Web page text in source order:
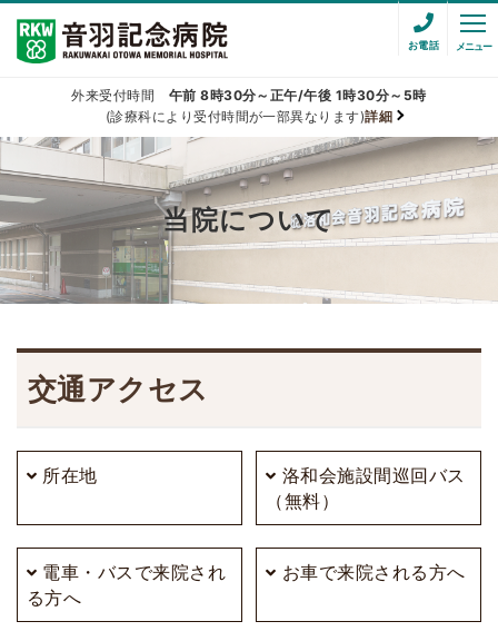
お電話 メニュー
外来受付時間
午前 8時30分～正午/午後 1時30分～5時
(診療科により受付時間が一部異なります)詳細
当院について
交通アクセス
所在地
洛和会施設間巡回バス
（無料）
電車・バスで来院され
る方へ
お車で来院される方へ